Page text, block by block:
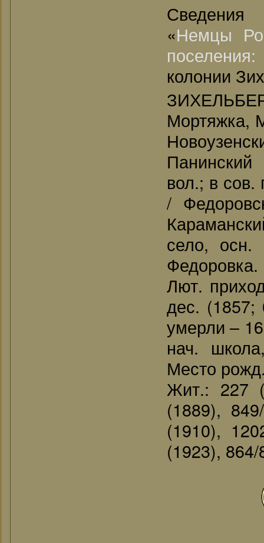
«Немцы
колонии
Мортяжка,
вол.; в
/
село,
Лют.
дес. (1857;
умерли –
нач.
Место
Жит.: 227
(1889),
(1910),
(1923),